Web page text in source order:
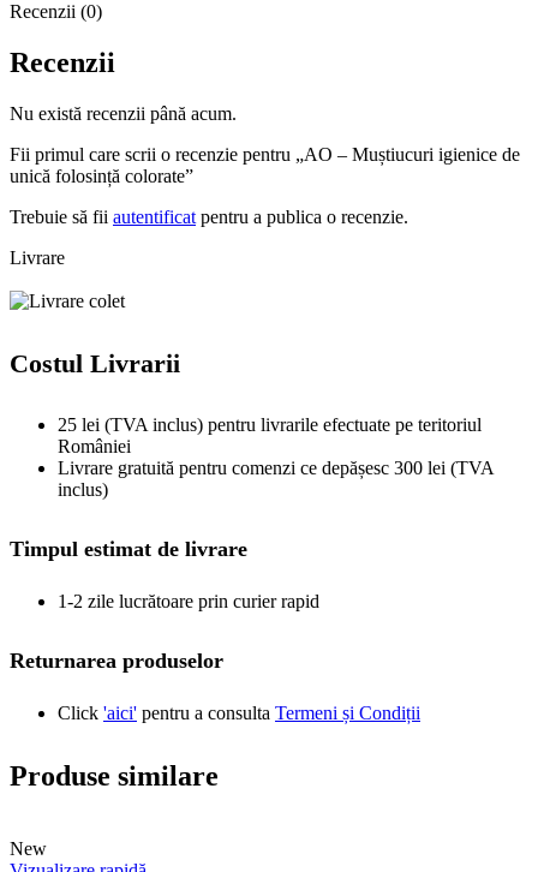
Recenzii (0)
Recenzii
Nu există recenzii până acum.
Fii primul care scrii o recenzie pentru „AO – Muștiucuri igienice de
unică folosință colorate”
Trebuie să fii autentificat pentru a publica o recenzie.
Livrare
Costul Livrarii
25 lei (TVA inclus) pentru livrarile efectuate pe teritoriul
României
Livrare gratuită pentru comenzi ce depășesc 300 lei (TVA
inclus)
Timpul estimat de livrare
1-2 zile lucrătoare prin curier rapid
Returnarea produselor
Click 'aici' pentru a consulta Termeni și Condiții
Produse similare
New